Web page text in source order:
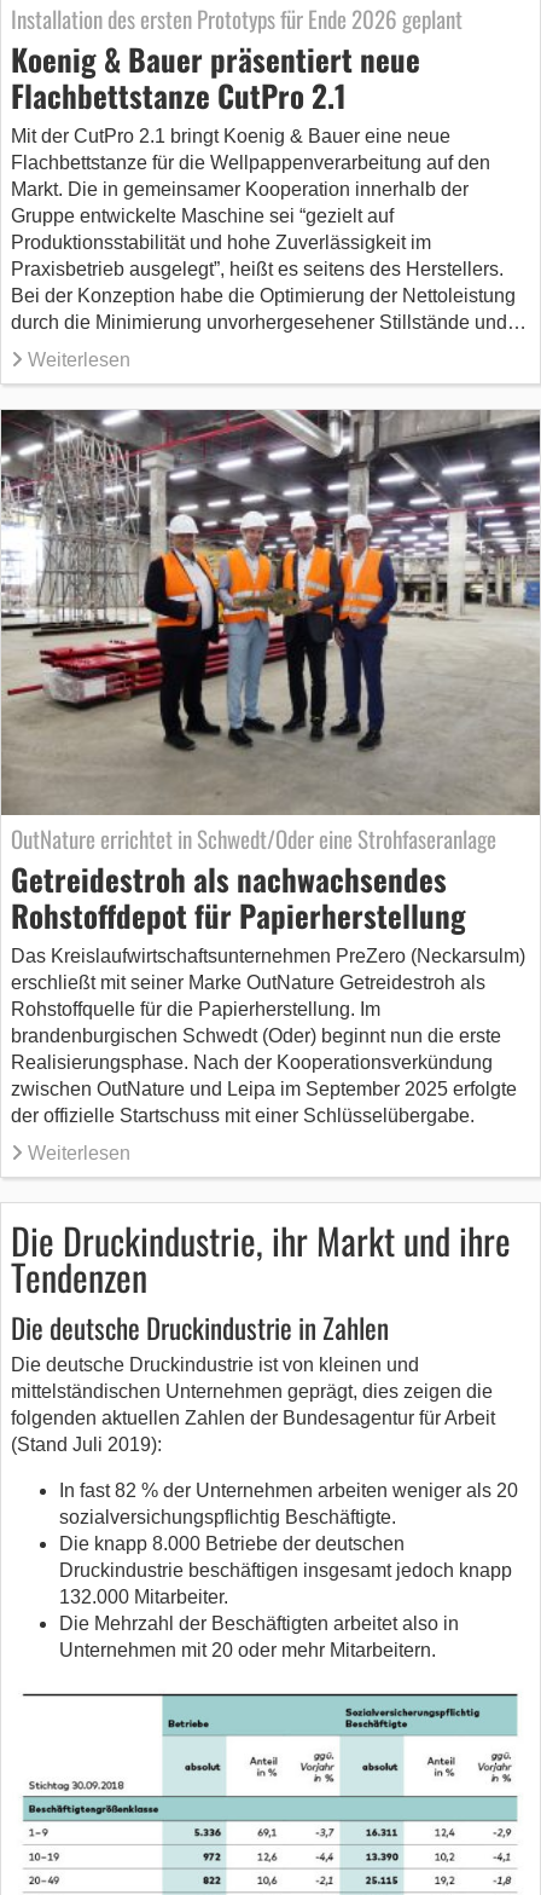
Installation des ersten Prototyps für Ende 2026 geplant
Koenig & Bauer präsentiert neue
Flachbettstanze CutPro 2.1
Mit der CutPro 2.1 bringt Koenig & Bauer eine neue
Flachbettstanze für die Wellpappenverarbeitung auf den
Markt. Die in gemeinsamer Kooperation innerhalb der
Gruppe entwickelte Maschine sei “gezielt auf
Produktionsstabilität und hohe Zuverlässigkeit im
Praxisbetrieb ausgelegt”, heißt es seitens des Herstellers.
Bei der Konzeption habe die Optimierung der Nettoleistung
durch die Minimierung unvorhergesehener Stillstände und…
Weiterlesen
OutNature errichtet in Schwedt/Oder eine Strohfaseranlage
Getreidestroh als nachwachsendes
Rohstoffdepot für Papierherstellung
Das Kreislaufwirtschaftsunternehmen PreZero (Neckarsulm)
erschließt mit seiner Marke OutNature Getreidestroh als
Rohstoffquelle für die Papierherstellung. Im
brandenburgischen Schwedt (Oder) beginnt nun die erste
Realisierungsphase. Nach der Kooperationsverkündung
zwischen OutNature und Leipa im September 2025 erfolgte
der offizielle Startschuss mit einer Schlüsselübergabe.
Weiterlesen
Die Druckindustrie, ihr Markt und ihre
Tendenzen
Die deutsche Druckindustrie in Zahlen
Die deutsche Druckindustrie ist von kleinen und
mittelständischen Unternehmen geprägt, dies zeigen die
folgenden aktuellen Zahlen der Bundesagentur für Arbeit
(Stand Juli 2019):
In fast 82 % der Unternehmen arbeiten weniger als 20
sozialversichungspflichtig Beschäftigte.
Die knapp 8.000 Betriebe der deutschen
Druckindustrie beschäftigen insgesamt jedoch knapp
132.000 Mitarbeiter.
Die Mehrzahl der Beschäftigten arbeitet also in
Unternehmen mit 20 oder mehr Mitarbeitern.